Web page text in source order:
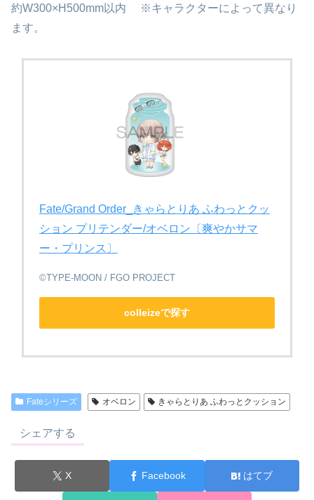
約W300×H500mm以内 ※キャラクターによって異なり
ます。
Fate/Grand Order_きゃらとりあ ふわっとクッ
ション プリテンダー/オベロン〔爽やかサマ
ー・プリンス〕
©TYPE-MOON / FGO PROJECT
colleizeで探す
Fateシリーズ オベロン きゃらとりあ ふわっとクッション
シェアする
X Facebook はてブ